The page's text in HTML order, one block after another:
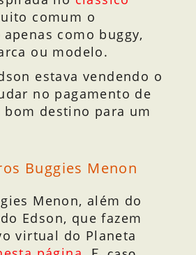
comum o
como buggy,
ou modelo.
estava vendendo o
no pagamento de
bom destino para um
Buggies Menon
Menon, além do
Edson, que fazem
virtual do Planeta